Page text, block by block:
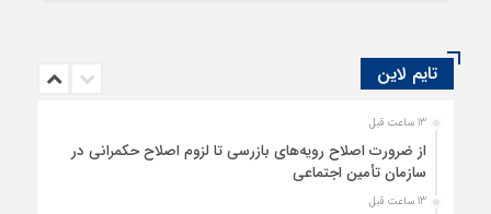
از حقوق فعالان اقتصادی، نحوه مواجهه با قوانین و مقررات خلق‌الساعه،
جلوگیری از عطف به ماسبق نمودن مقررات و ظرفیت سازی برای نظارت
پیشینی بر مقررات، پرداخته شد.
تایم لاین
13 ساعت قبل
از ضرورت اصلاح رویه‌های بازرسی تا لزوم اصلاح حکمرانی در
سازمان تأمین اجتماعی
13 ساعت قبل